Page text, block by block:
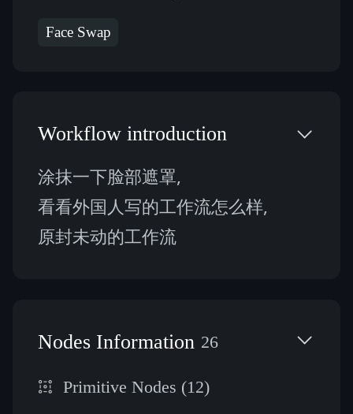
Face Swap
Workflow introduction
涂抹一下脸部遮罩,
看看外国人写的工作流怎么样,
原封未动的工作流
Nodes Information 26
Primitive Nodes (12)